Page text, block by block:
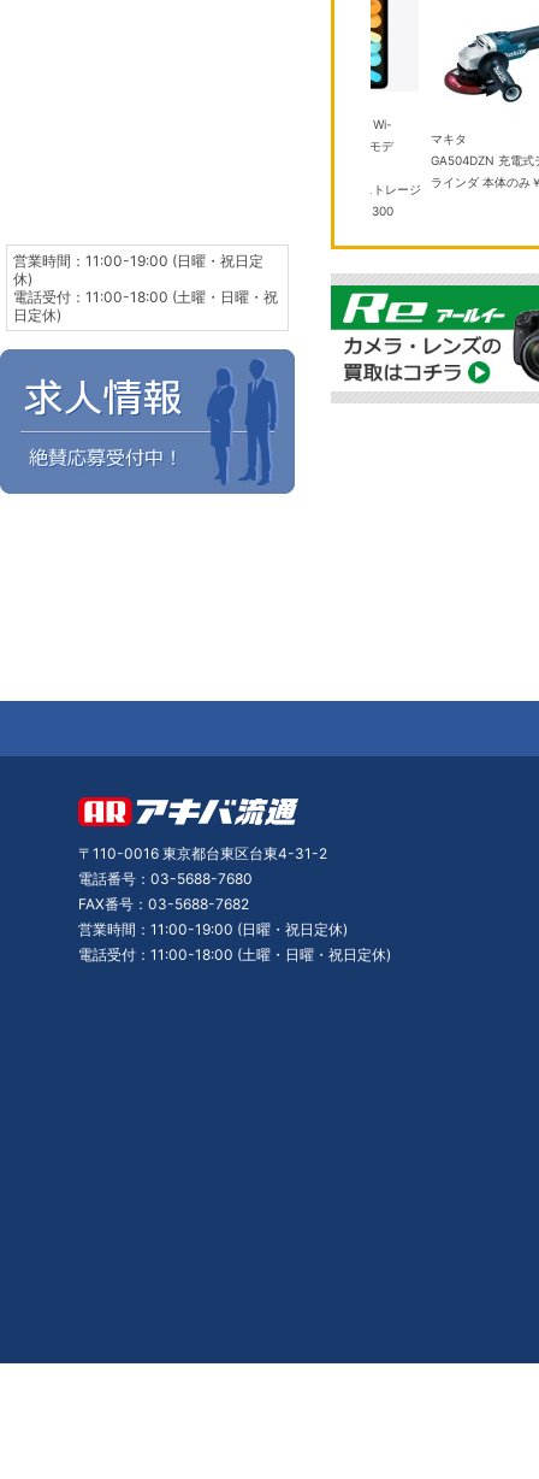
iPad mini 8.3インチ Wi-
Fi 256GB 2024年秋モデ
ー Apple A17 Pro ストレージ
￥104,300
マキタ
GA504DZN 充電式
ラインダ 本体のみ
営業時間：11:00-19:00 (日曜・祝日定
休)
電話受付：11:00-18:00 (土曜・日曜・祝
日定休)
〒110-0016 東京都台東区台東4-31-2
電話番号：03-5688-7680
FAX番号：03-5688-7682
営業時間：11:00-19:00 (日曜・祝日定休)
電話受付：11:00-18:00 (土曜・日曜・祝日定休)